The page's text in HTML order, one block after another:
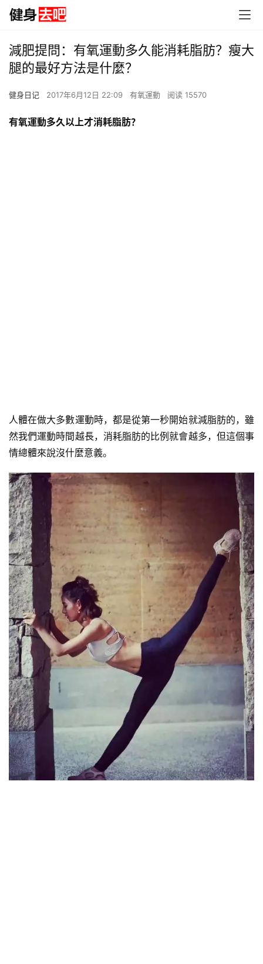
減肥提問：有氧運動多久能消耗脂肪？瘦大
腿的最好方法是什麼？
健身日记 2017年6月12日 22:09 有氧運動 阅读 15570
有氧運動多久以上才消耗脂肪？
人體在做大多數運動時，都是從第一秒開始就減脂肪的，雖
然我們運動時間越長，消耗脂肪的比例就會越多，但這個事
情總體來說沒什麼意義。